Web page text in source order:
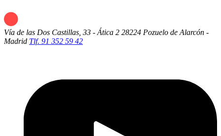
Vía de las Dos Castillas, 33 - Ática 2 28224 Pozuelo de Alarcón -
Madrid Tlf. 91 352 59 42